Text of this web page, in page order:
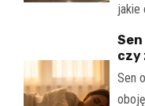
jakie
Sen
czy
Sen